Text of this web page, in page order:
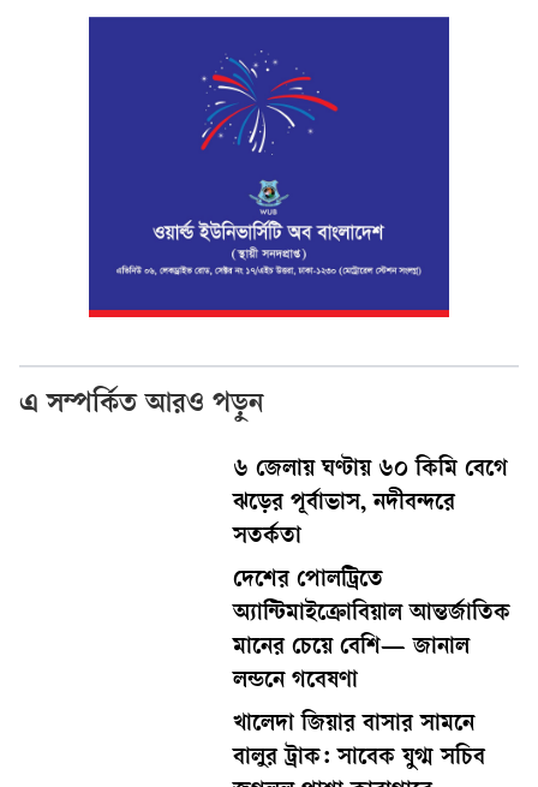
এ সম্পর্কিত আরও পড়ুন
৬ জেলায় ঘণ্টায় ৬০ কিমি বেগে
ঝড়ের পূর্বাভাস, নদীবন্দরে
সতর্কতা
দেশের পোলট্রিতে
অ্যান্টিমাইক্রোবিয়াল আন্তর্জাতিক
মানের চেয়ে বেশি— জানাল
লন্ডনে গবেষণা
খালেদা জিয়ার বাসার সামনে
বালুর ট্রাক: সাবেক যুগ্ম সচিব